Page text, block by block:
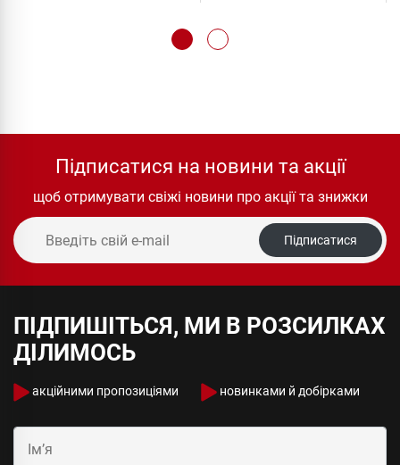
Підписатися на новини та акції
щоб отримувати свіжі новини про акції та знижки
Підписатися
ПІДПИШІТЬСЯ, МИ В РОЗСИЛКАХ
ДІЛИМОСЬ
акційними пропозиціями новинками й добірками